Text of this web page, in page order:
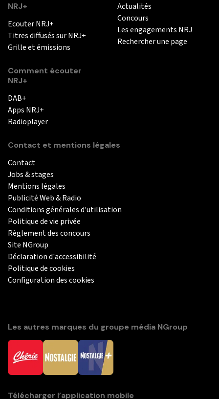
NRJ+
Ecouter NRJ+
Titres diffusés sur NRJ+
Grille et émissions
Comment écouter
NRJ+
DAB+
Apps NRJ+
Radioplayer
Actualités
Concours
Les engagements NRJ
Rechercher une page
Contact et mentions légales
Contact
Jobs & stages
Mentions légales
Publicité Web & Radio
Conditions générales d'utilisation
Politique de vie privée
Règlement des concours
Site NGroup
Déclaration d'accessibilité
Politique de cookies
Configuration des cookies
Les autres marques du groupe média NGroup
Télécharger l’application mobile